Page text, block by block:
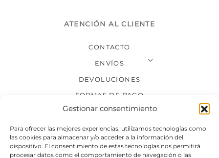
Gestionar consentimiento
Para ofrecer las mejores experiencias, utilizamos tecnologías como
las cookies para almacenar y/o acceder a la información del
dispositivo. El consentimiento de estas tecnologías nos permitirá
procesar datos como el comportamiento de navegación o las
ATENCIÓN AL CLIENTE
CONTACTO
ENVÍOS
DEVOLUCIONES
FORMAS DE PAGO
SÍGUENOS